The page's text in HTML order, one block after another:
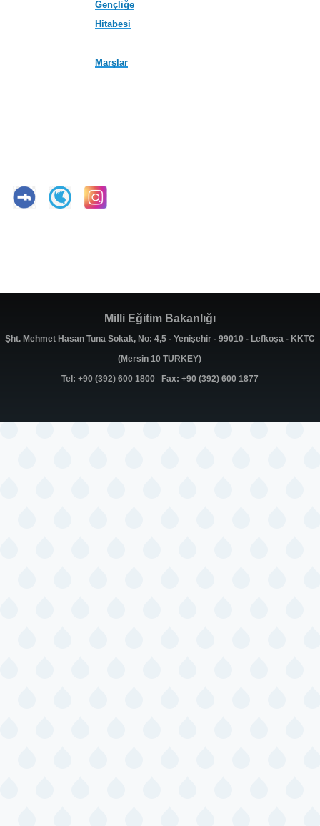
Gençliğe
Hitabesi
Marşlar
Milli Eğitim Bakanlığı
Şht. Mehmet Hasan Tuna Sokak, No: 4,5 - Yenişehir - 99010 - Lefkoşa - KKTC
(Mersin 10 TURKEY)
Tel: +90 (392) 600 1800 Fax: +90 (392) 600 1877